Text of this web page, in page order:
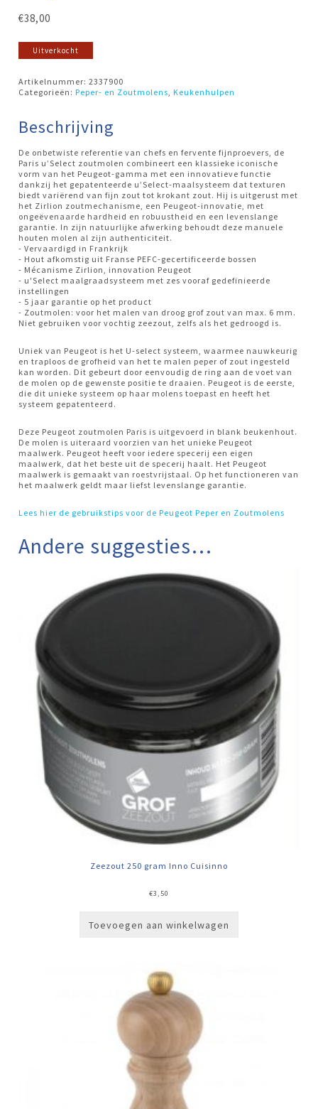
€38,00
Uitverkocht
Artikelnummer:2337900
Categorieën:Peper- en Zoutmolens ,Keukenhulpen
Beschrijving
De onbetwiste referentie van chefs en fervente fijnproevers, de
Paris u’Select zoutmolen combineert een klassieke iconische
vorm van het Peugeot-gamma met een innovatieve functie
dankzij het gepatenteerde u’Select-maalsysteem dat texturen
biedt variërend van fijn zout tot krokant zout. Hij is uitgerust met
het Zirlion zoutmechanisme, een Peugeot-innovatie, met
ongeëvenaarde hardheid en robuustheid en een levenslange
garantie. In zijn natuurlijke afwerking behoudt deze manuele
houten molen al zijn authenticiteit.
- Vervaardigd in Frankrijk
- Hout afkomstig uit Franse PEFC-gecertificeerde bossen
- Mécanisme Zirlion, innovation Peugeot
- u'Select maalgraadsysteem met zes vooraf gedefinieerde
instellingen
- 5 jaar garantie op het product
- Zoutmolen: voor het malen van droog grof zout van max. 6 mm.
Niet gebruiken voor vochtig zeezout, zelfs als het gedroogd is.
Uniek van Peugeot is het U-select systeem, waarmee nauwkeurig
en traploos de grofheid van het te malen peper of zout ingesteld
kan worden. Dit gebeurt door eenvoudig de ring aan de voet van
de molen op de gewenste positie te draaien. Peugeot is de eerste,
die dit unieke systeem op haar molens toepast en heeft het
systeem gepatenteerd.
Deze Peugeot zoutmolen Paris is uitgevoerd in blank beukenhout.
De molen is uiteraard voorzien van het unieke Peugeot
maalwerk. Peugeot heeft voor iedere specerij een eigen
maalwerk, dat het beste uit de specerij haalt. Het Peugeot
maalwerk is gemaakt van roestvrijstaal. Op het functioneren van
het maalwerk geldt maar liefst levenslange garantie.
Lees hier de gebruikstips voor de Peugeot Peper en Zoutmolens
Andere suggesties…
Zeezout 250 gram Inno Cuisinno
€3,50
Toevoegen aan winkelwagen